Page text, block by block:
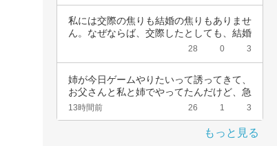
私には交際の焦りも結婚の焦りもありませ
ん。なぜならば、交際したとしても、結婚
28 0 3
姉が今日ゲームやりたいって誘ってきて、
お父さんと私と姉でやってたんだけど、急
に不機嫌…
13時間前 26 1 3
もっと見る